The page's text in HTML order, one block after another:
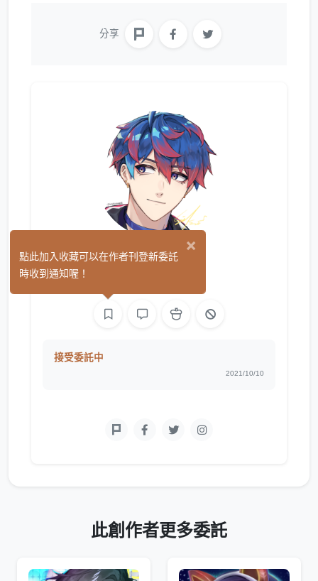
分享
SE呆象
接受委託中
2021/10/10
此創作者更多委託
×
點此加入收藏可以在作者刊登新委託
時收到通知喔！